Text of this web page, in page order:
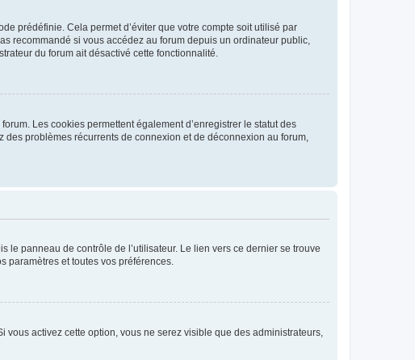
prédéfinie. Cela permet d’éviter que votre compte soit utilisé par
recommandé si vous accédez au forum depuis un ordinateur public,
du forum ait désactivé cette fonctionnalité.
Les cookies permettent également d’enregistrer le statut des
problèmes récurrents de connexion et de déconnexion au forum,
le panneau de contrôle de l’utilisateur. Le lien vers ce dernier se trouve
paramètres et toutes vos préférences.
activez cette option, vous ne serez visible que des administrateurs,